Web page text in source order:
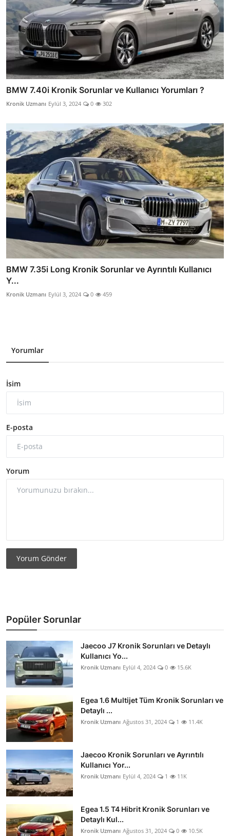
BMW 7.40i Kronik Sorunlar ve Kullanıcı Yorumları ?
Kronik Uzmanı Eylül 3, 2024 0 302
BMW 7.35i Long Kronik Sorunlar ve Ayrıntılı Kullanıcı
Y...
Kronik Uzmanı Eylül 3, 2024 0 459
Yorumlar
İsim
E-posta
Yorum
Yorum Gönder
Popüler Sorunlar
Jaecoo J7 Kronik Sorunları ve Detaylı
Kullanıcı Yo...
Kronik Uzmanı Eylül 4, 2024 0 15.6K
Egea 1.6 Multijet Tüm Kronik Sorunları ve
Detaylı ...
Kronik Uzmanı Ağustos 31, 2024 1 11.4K
Jaecoo Kronik Sorunları ve Ayrıntılı
Kullanıcı Yor...
Kronik Uzmanı Eylül 4, 2024 1 11K
Egea 1.5 T4 Hibrit Kronik Sorunları ve
Detaylı Kul...
Kronik Uzmanı Ağustos 31, 2024 0 10.5K